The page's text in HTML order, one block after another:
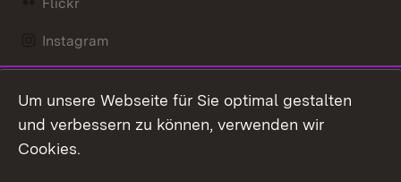
Instagram
Mastodon
Messenger
Um unsere Webseite für Sie optimal gestalten
und verbessern zu können, verwenden wir
Cookies.